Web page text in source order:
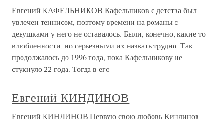
Евгений КАФЕЛЬНИКОВ Кафельников с детства был
увлечен теннисом, поэтому времени на романы с
девушками у него не оставалось. Были, конечно, какие-то
влюбленности, но серьезными их назвать трудно. Так
продолжалось до 1996 года, пока Кафельникову не
стукнуло 22 года. Тогда в его
Евгений КИНДИНОВ
Евгений КИНДИНОВ Первую свою любовь Киндинов